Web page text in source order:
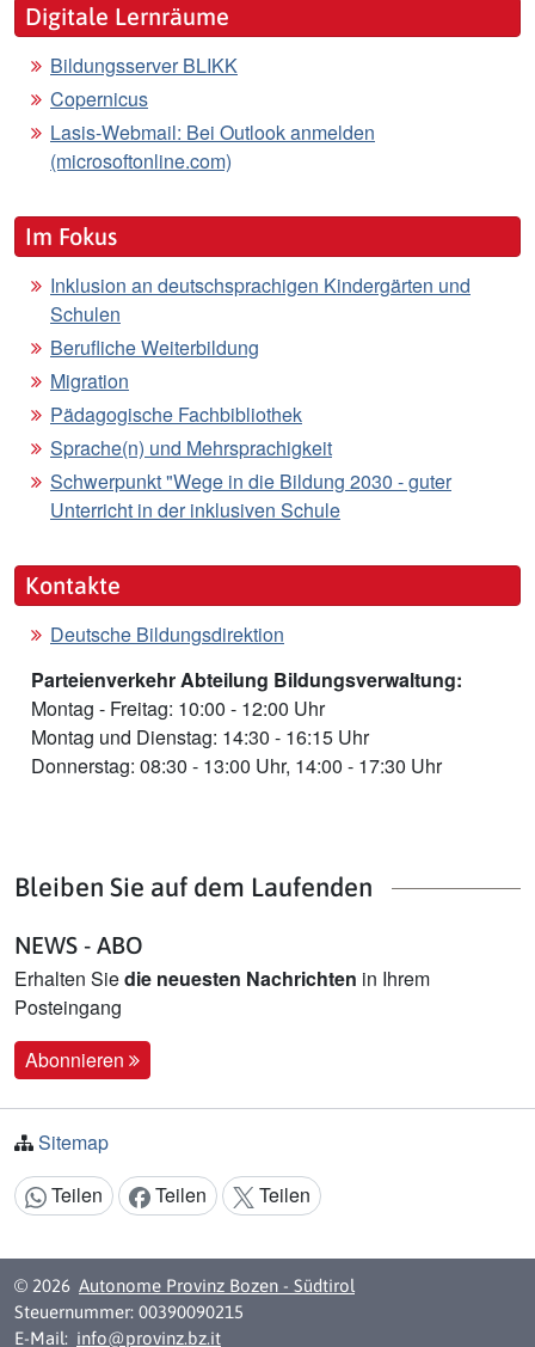
Digitale Lernräume
Bildungsserver BLIKK
Copernicus
Lasis-Webmail: Bei Outlook anmelden
(microsoftonline.com)
Im Fokus
Inklusion an deutschsprachigen Kindergärten und
Schulen
Berufliche Weiterbildung
Migration
Pädagogische Fachbibliothek
Sprache(n) und Mehrsprachigkeit
Schwerpunkt "Wege in die Bildung 2030 - guter
Unterricht in der inklusiven Schule
Kontakte
Deutsche Bildungsdirektion
Parteienverkehr Abteilung Bildungsverwaltung:
Montag - Freitag: 10:00 - 12:00 Uhr
Montag und Dienstag: 14:30 - 16:15 Uhr
Donnerstag: 08:30 - 13:00 Uhr, 14:00 - 17:30 Uhr
Bleiben Sie auf dem Laufenden
NEWS - ABO
Erhalten Siedie neuesten Nachrichten in Ihrem
Posteingang
Abonnieren
Sitemap
Inhalt teilen:
Teilen Teilen Teilen
© 2026 Autonome Provinz Bozen - Südtirol
Steuernummer: 00390090215
E-Mail: info@provinz.bz.it